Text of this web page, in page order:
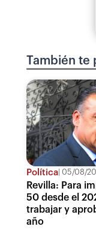
También
Política 05/08/
Revilla: Para
50 desde el
trabajar y
año